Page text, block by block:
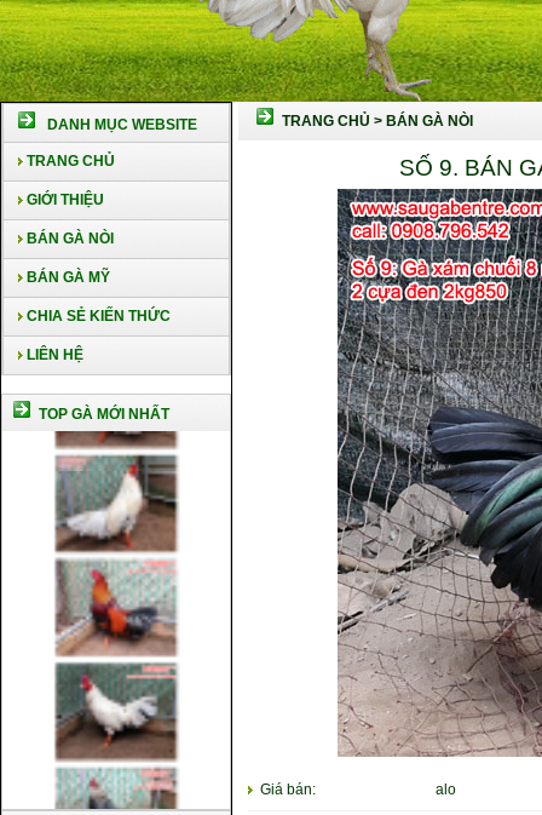
DANH MỤC WEBSITE
TRANG CHỦ
GIỚI THIỆU
BÁN GÀ NÒI
BÁN GÀ MỸ
CHIA SẺ KIẾN THỨC
LIÊN HỆ
TOP GÀ MỚI NHẤT
TRANG CHỦ > BÁN GÀ NÒI
SỐ 9. BÁN
Giá bán: alo